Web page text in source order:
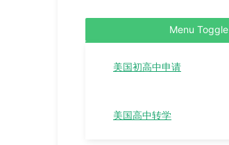
Menu Toggle
美国初高中申请
美国高中转学